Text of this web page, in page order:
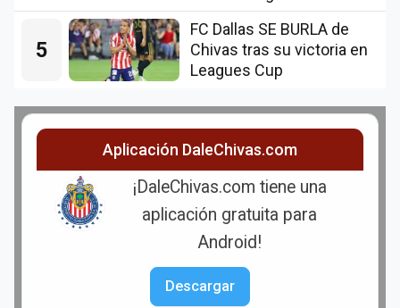
5
FC Dallas SE BURLA de
Chivas tras su victoria en
Leagues Cup
Aplicación DaleChivas.com
¡DaleChivas.com tiene una
aplicación gratuita para
Android!
Descargar